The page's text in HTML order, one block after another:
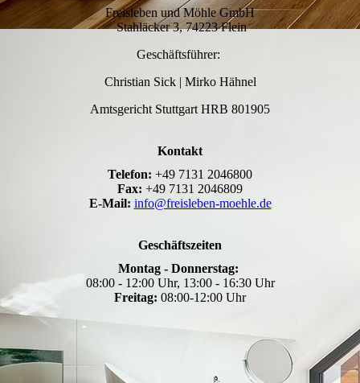
Freisleben und Möhle GmbH
Stahläcker 3, 74223 Flein
Geschäftsführer:
Christian Sick | Mirko Hähnel
Amtsgericht Stuttgart HRB 801905
Kontakt
Telefon: +49 7131 2046800
Fax: +49 7131 2046809
E-Mail: info@freisleben-moehle.de
Geschäftszeiten
Montag - Donnerstag:
08:00 - 12:00 Uhr, 13:00 - 16:30 Uhr
Freitag: 08:00-12:00 Uhr